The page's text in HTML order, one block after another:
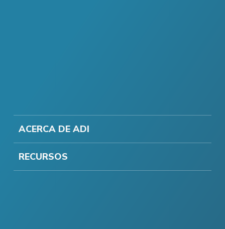
ACERCA DE ADI
RECURSOS